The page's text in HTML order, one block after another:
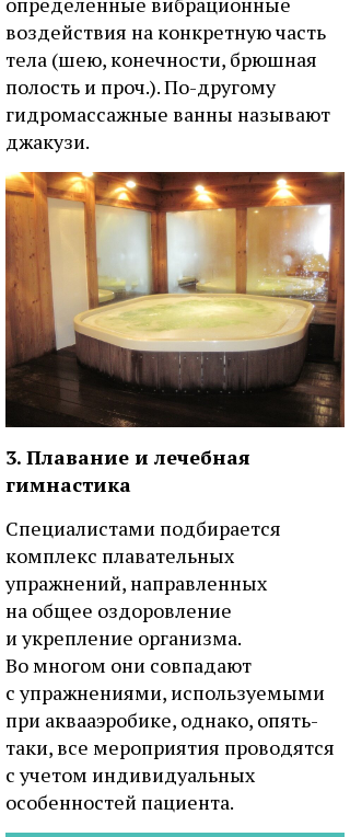
воздействия на конкретную часть
тела (шею, конечности, брюшная
полость и проч.). По-другому
гидромассажные ванны называют
джакузи.
3. Плавание и лечебная
гимнастика
Специалистами подбирается
комплекс плавательных
упражнений, направленных
на общее оздоровление
и укрепление организма.
Во многом они совпадают
с упражнениями, используемыми
при аквааэробике, однако, опять-
таки, все мероприятия проводятся
с учетом индивидуальных
особенностей пациента.